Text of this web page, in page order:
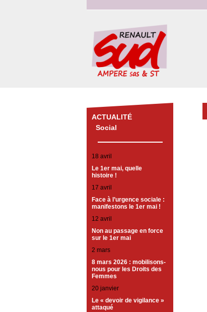
ACTUALITÉ
Social
18 avril
Le 1er mai, quelle
histoire !
17 avril
Face à l’urgence sociale :
manifestons le 1er mai !
12 avril
Non au passage en force
sur le 1er mai
2 mars
8 mars 2026 : mobilisons-
nous pour les Droits des
Femmes
20 janvier
Le « devoir de vigilance »
attaqué